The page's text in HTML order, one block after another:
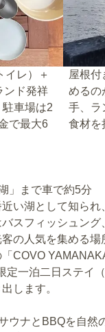
イレ）＋
ンド発祥
車場は2
で最大6
屋根
めるの
手、ラ
食材を
」まで車で約5分
い湖として知ら
スフィッシュン
の人気を集める
COVO
定一泊二日ステイ
します。
ウナとBBQを自然